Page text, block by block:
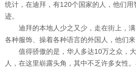
统计，在迪拜，有120个国家的人，他们
迹。
迪拜的本地人少之又少，走在街上，满
各种服饰、操着各种语言的外国人，他们来
值得骄傲的是，华人多达10万之众，大
人，在这里崭露头角，其中不乏许多女性